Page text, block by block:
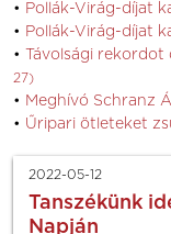
Pollák-Virág-díjat
Pollák-Virág-díjat
Távolsági
27)
Meghívó Schranz
Űripari ötleteket
2022-05-12
Tanszékünk
Napján